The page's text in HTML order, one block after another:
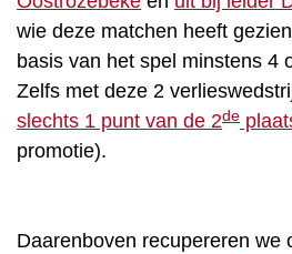
wie deze matchen heeft
basis van het spel minstens 4
Zelfs met deze 2
slechts 1 punt van de 2de
promotie).
Daarenboven recupereren we